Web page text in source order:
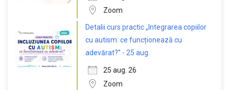
Zoom
Detalii curs practic „Integrarea copiilor
cu autism: ce funcționează cu
adevărat?” - 25 aug.
25 aug. 26
Zoom